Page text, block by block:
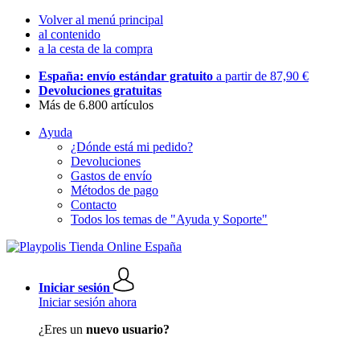
Volver al menú principal
al contenido
a la cesta de la compra
España: envío estándar gratuito a partir de 87,90 €
Devoluciones gratuitas
Más de 6.800 artículos
Ayuda
¿Dónde está mi pedido?
Devoluciones
Gastos de envío
Métodos de pago
Contacto
Todos los temas de "Ayuda y Soporte"
Iniciar sesión
Iniciar sesión ahora
¿Eres un nuevo usuario?